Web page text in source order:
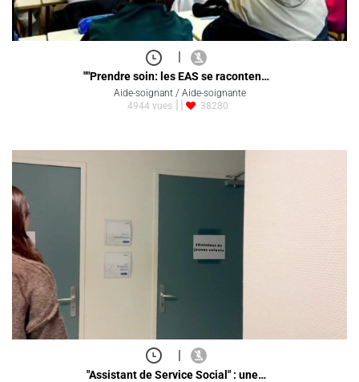
|
""Prendre soin: les EAS se raconten…
Aide-soignant / Aide-soignante
4944 vues
38280
|
"Assistant de Service Social" : une…